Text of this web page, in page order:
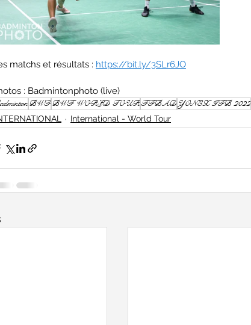
matchs et résultats : https://bit.ly/3SLr6JO
: Badmintonphoto (live)
BWFBWF WORLD TOURFFBADYONEX IFB 2022
International - World Tour